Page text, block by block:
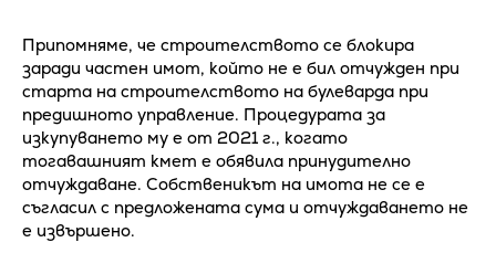
Припомняме, че строителството се блокира
заради частен имот, който не е бил отчужден при
старта на строителството на булеварда при
предишното управление. Процедурата за
изкупуването му е от 2021 г., когато
тогавашният кмет е обявила принудително
отчуждаване. Собственикът на имота не се е
съгласил с предложената сума и отчуждаването не
е извършено.